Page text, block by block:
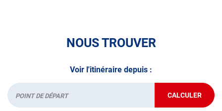
NOUS TROUVER
Voir l'itinéraire depuis :
Départ CALCULER
JUSQU'AU
POINT